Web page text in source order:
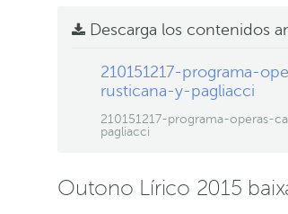
Descarga los contenidos
210151217-programa-
rusticana-y-pagliacci
210151217-programa-operas-
pagliacci
Outono Lírico 2015